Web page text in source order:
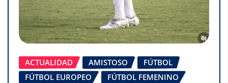
ACTUALIDAD AMISTOSO
FÚTBOL
FÚTBOL EUROPEO
FÚTBOL FEMENINO